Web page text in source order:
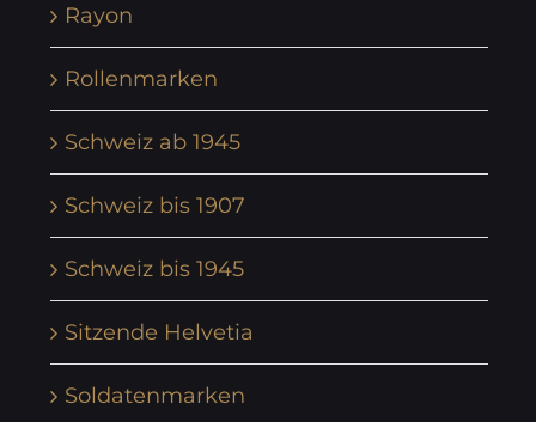
Rayon
Rollenmarken
Schweiz ab 1945
Schweiz bis 1907
Schweiz bis 1945
Sitzende Helvetia
Soldatenmarken